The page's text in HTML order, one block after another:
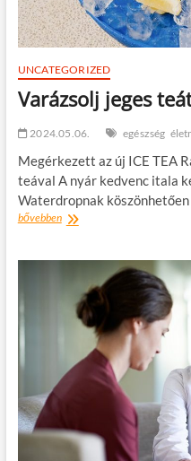
UNCATEGORIZED
Varázsolj jeges
2024.05.06. egészség
Megérkezett az új ICE TEA
teával A nyár kedvenc itala
Waterdropnak
bővebbenVarázsolj